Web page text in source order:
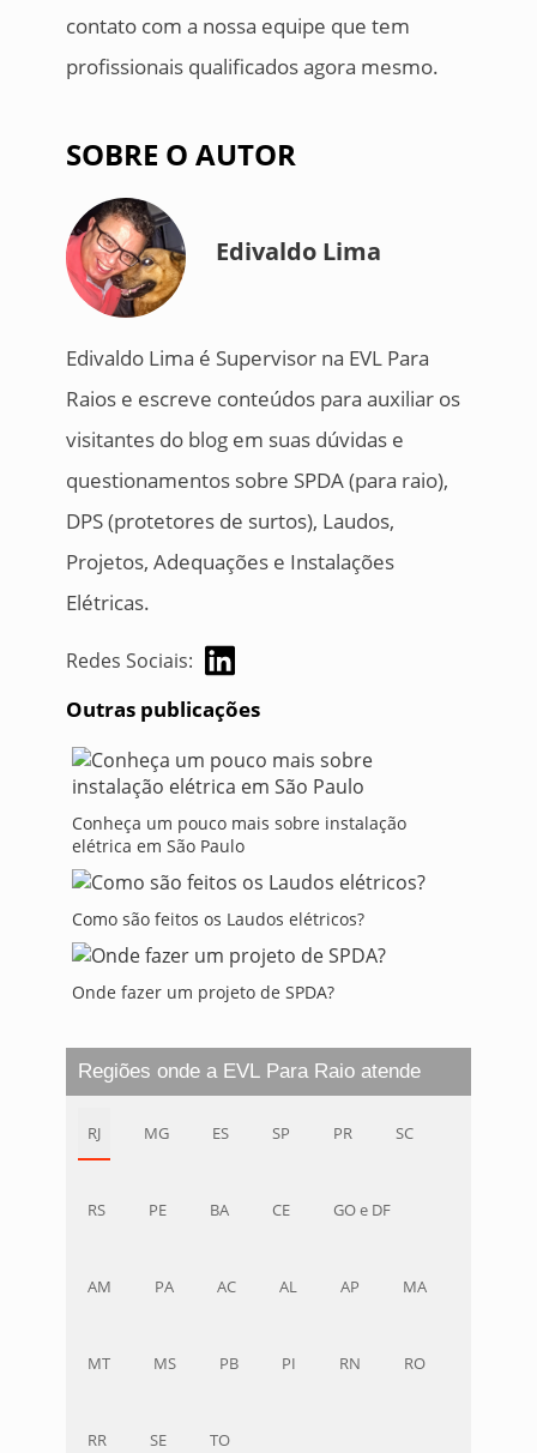
contato com a nossa equipe que tem
profissionais qualificados agora mesmo.
SOBRE O AUTOR
Edivaldo Lima
Edivaldo Lima é Supervisor na EVL Para
Raios e escreve conteúdos para auxiliar os
visitantes do blog em suas dúvidas e
questionamentos sobre SPDA (para raio),
DPS (protetores de surtos), Laudos,
Projetos, Adequações e Instalações
Elétricas.
Redes Sociais:
Outras publicações
Conheça um pouco mais sobre instalação
elétrica em São Paulo
Como são feitos os Laudos elétricos?
Onde fazer um projeto de SPDA?
Regiões onde a EVL Para Raio atende
RJ MG ES SP PR SC
RS PE BA CE GO e DF
AM PA AC AL AP MA
MT MS PB PI RN RO
RR SE TO